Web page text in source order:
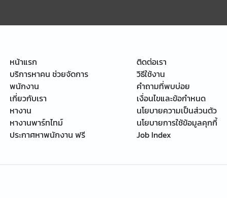
หน้าแรก
บริการหาคน ช่วยจัดการ
พนักงาน
เกี่ยวกับเรา
หางาน
หางานพาร์ทไทม์
ประกาศหาพนักงาน ฟรี
ติดต่อเรา
วิธีใช้งาน
คำถามที่พบบ่อย
เงื่อนไขและข้อกำหนด
นโยบายความเป็นส่วนตัว
นโยบายการใช้ข้อมูลคุกกี้
Job Index